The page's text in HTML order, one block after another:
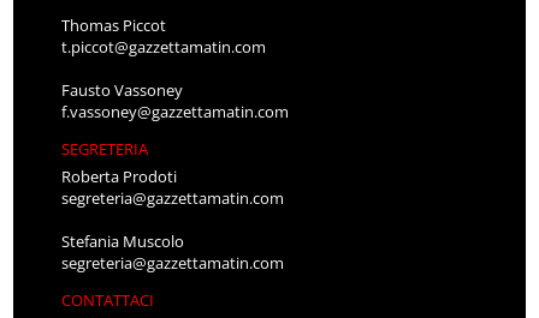
Thomas Piccot
t.piccot@gazzettamatin.com
Fausto Vassoney
f.vassoney@gazzettamatin.com
SEGRETERIA
Roberta Prodoti
segreteria@gazzettamatin.com
Stefania Muscolo
segreteria@gazzettamatin.com
CONTATTACI